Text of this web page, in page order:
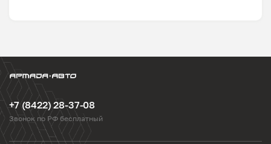
+7 (8422) 28-37-08
Звонок по РФ бесплатный